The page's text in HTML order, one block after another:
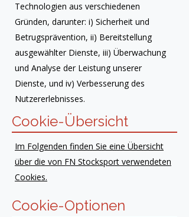
Technologien aus verschiedenen
Gründen, darunter: i) Sicherheit und
Betrugsprävention, ii) Bereitstellung
ausgewählter Dienste, iii) Überwachung
und Analyse der Leistung unserer
Dienste, und iv) Verbesserung des
Nutzererlebnisses.
Cookie-Übersicht
Im Folgenden finden Sie eine Übersicht
über die von FN Stocksport verwendeten
Cookies.
Cookie-Optionen